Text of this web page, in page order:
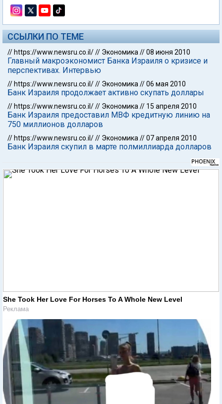
ССЫЛКИ ПО ТЕМЕ
// https://www.newsru.co.il/// Экономика //08 июня 2010
Главный макроэкономист Банка Израиля о кризисе и
перспективах. Интервью
// https://www.newsru.co.il/// Экономика //06 мая 2010
Банк Израиля продолжает активно скупать доллары
// https://www.newsru.co.il/// Экономика // 15 апреля 2010
Банк Израиля предоставил МВФ кредитную линию на
750 миллионов долларов
// https://www.newsru.co.il/// Экономика //07 апреля 2010
Банк Израиля скупил в марте полмиллиарда долларов
She Took Her Love For Horses To A Whole New Level
Реклама